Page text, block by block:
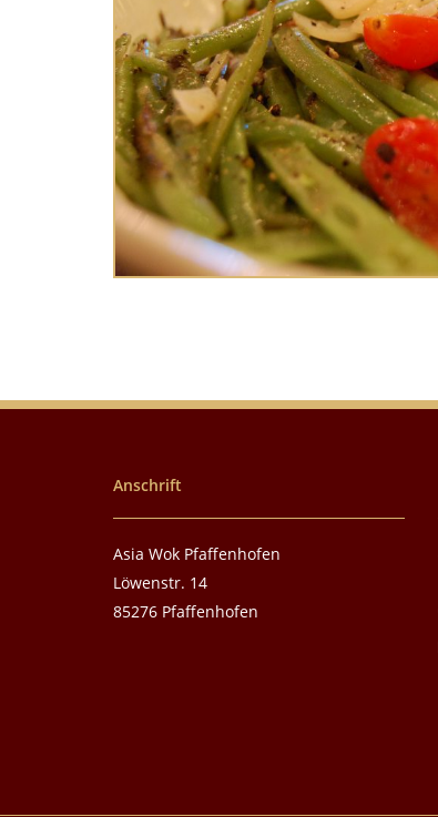
Anschrift
Asia Wok Pfaffenhofen
Löwenstr. 14
85276 Pfaffenhofen